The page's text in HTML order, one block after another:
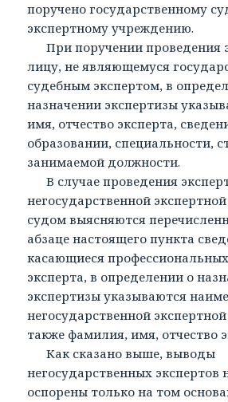
поручено государственному
экспертному учреждению.
При поручении проведения
лицу, не являющемуся
судебным экспертом, в
назначении экспертизы
имя, отчество эксперта,
образовании, специальности,
занимаемой должности.
В случае проведения
негосударственной
судом выясняются
абзаце настоящего пункта
касающиеся
эксперта, в определении о
экспертизы указываются
негосударственной
также фамилия, имя, отчество
Как сказано выше, выводы
негосударственных экспертов
оспорены только на том